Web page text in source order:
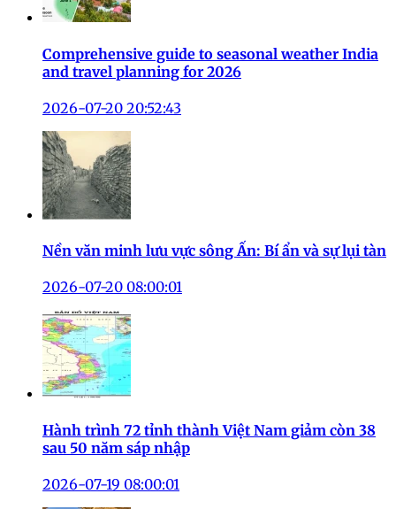
Comprehensive guide to seasonal weather India
and travel planning for 2026
2026-07-20 20:52:43
Nền văn minh lưu vực sông Ấn: Bí ẩn và sự lụi tàn
2026-07-20 08:00:01
Hành trình 72 tỉnh thành Việt Nam giảm còn 38
sau 50 năm sáp nhập
2026-07-19 08:00:01